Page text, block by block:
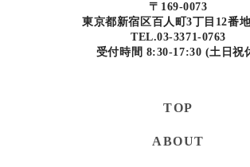
〒169-0073
東京都新宿区百人町3丁目12番
TEL.03-3371-0763
受付時間 8:30-17:30 (土日祝
TOP
ABOUT